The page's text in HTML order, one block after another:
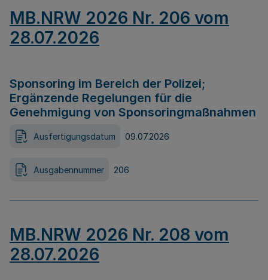
MB.NRW 2026 Nr. 206 vom
28.07.2026
Sponsoring im Bereich der Polizei;
Ergänzende Regelungen für die
Genehmigung von Sponsoringmaßnahmen
Ausfertigungsdatum 09.07.2026
Ausgabennummer 206
MB.NRW 2026 Nr. 208 vom
28.07.2026